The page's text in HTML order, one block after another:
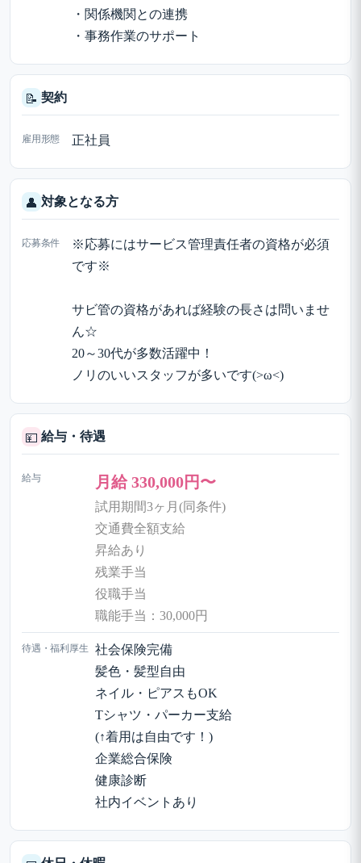
・関係機関との連携
・事務作業のサポート
📝 契約
雇用形態 正社員
👤 対象となる方
応募条件
※応募にはサービス管理責任者の資格が必須
です※
サビ管の資格があれば経験の長さは問いませ
ん☆
20～30代が多数活躍中！
ノリのいいスタッフが多いです(>ω<)
💴 給与・待遇
給与 月給 330,000円〜
試用期間3ヶ月(同条件)
交通費全額支給
昇給あり
残業手当
役職手当
職能手当：30,000円
待遇・福利厚生
社会保険完備
髪色・髪型自由
ネイル・ピアスもOK
Tシャツ・パーカー支給
(↑着用は自由です！)
企業総合保険
健康診断
社内イベントあり